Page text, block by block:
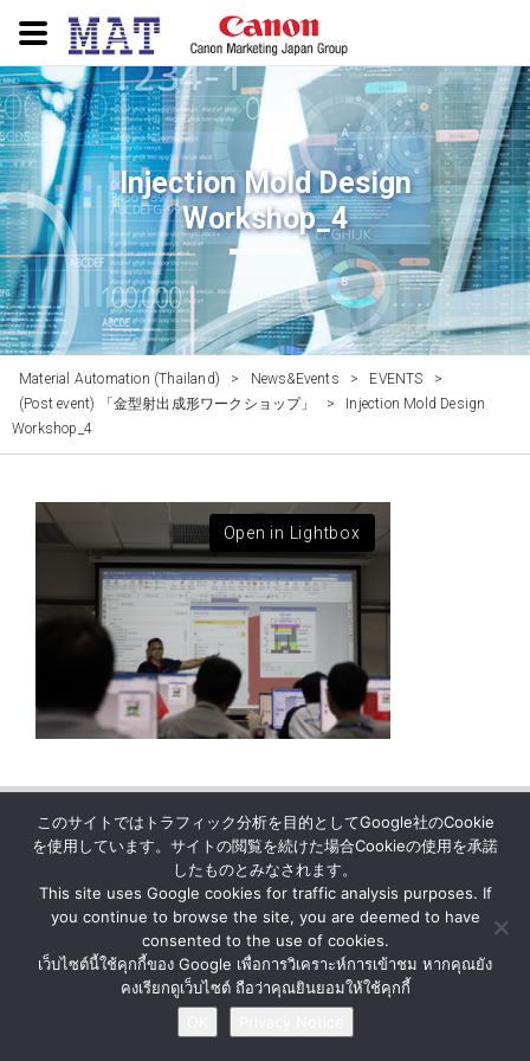
Injection Mold Design
Workshop_4
Material Automation (Thailand) > News&Events > EVENTS
>
(Post event) 「金型射出成形ワークショップ」
>
Injection Mold Design
Workshop_4
Open in Lightbox
ニュース 企業情報
お問い合わせ
プライバシー通知
© BY MATERIAL AUTOMATION ( THAILAND ) Co., Ltd.
このサイトではトラフィック分析を目的としてGoogle社のCookie
を使用しています。サイトの閲覧を続けた場合Cookieの使用を承諾
したものとみなされます。
This site uses Google cookies for traffic analysis purposes. If
you continue to browse the site, you are deemed to have
consented to the use of cookies.
เว็บไซต์นี้ใช้คุกกี้ของ Google เพื่อการวิเคราะห์การเข้าชม หากคุณยัง
คงเรียกดูเว็บไซต์ ถือว่าคุณยินยอมให้ใช้คุกกี้